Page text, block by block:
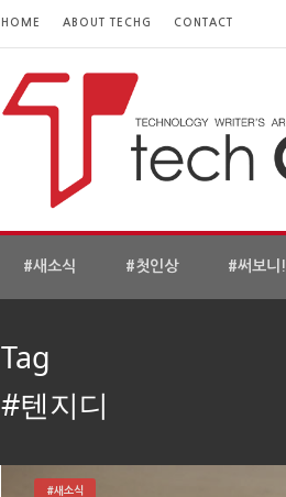
HOME ABOUT TECHG CONTACT
#새소식 #첫인상 #써보니!
Tag
#텐지디
#새소식